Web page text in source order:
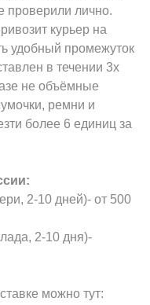
проверили лично.
курьер на
удобный промежуток
в течении 3х
не объёмные
ремни и
более 6 единиц за
2-10 дней)- от 500
2-10 дня)-
можно тут: